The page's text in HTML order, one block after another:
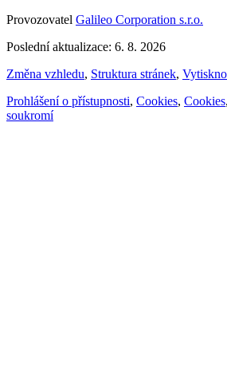
Provozovatel Galileo Corporation s.r.o.
Poslední aktualizace: 6. 8. 2026
Změna vzhledu, Struktura stránek,
Prohlášení o přístupnosti, Cookies, Cookies,
soukromí